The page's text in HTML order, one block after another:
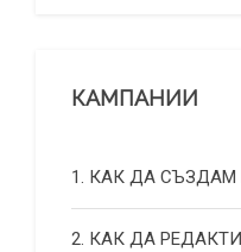
КАМПАНИИ
1. КАК ДА
2. КАК ДА